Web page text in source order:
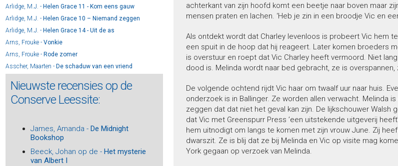
Arlidge, M.J. - Helen Grace 11 - Kom eens gauw
Arlidge, M.J. - Helen Grace 10 – Niemand zeggen
Arlidge, M.J. - Helen Grace 14 - Uit de as
Arns, Frouke - Vonkie
Arns, Frouke - Rode zomer
Asscher, Maarten - De schaduw van een vriend
Atkinson, Kate -Een donkere, stormachtige nacht
Aubert, Marie - Volwassen mensen
auteurs, Diverse -De 44 - Beste gedichten Herman de
Coninckprijs 2024
auteurs, Diverse -Natura Artis Magistra
Nieuwste recensies op de
Conserve Leessite:
James, Amanda - De Midnight
Bookshop
Beeck, Johan op de - Het mysterie
van Albert I
achterkant van zijn hoofd komt een beetje naar boven maar
mensen praten en lachen. ‘Heb je zin in een broodje Vic en
Als ontdekt wordt dat Charley levenloos is probeert Vic hem
een spuit in de hoop dat hij reageert. Later komen broeders
is overstuur en roept dat Vic Charley heeft vermoord. Niet
dood is. Melinda wordt naar bed gebracht, ze is overspannen,
De volgende ochtend rijdt Vic haar om twaalf uur naar huis.
onderzoek is in Ballinger. Ze worden allen verwacht. Melinda
zeggen dat dat niet het geval kan zijn. De lijkschouwer
dat Vic met Greenspurr Press ’een uitstekende uitgeverij
hem uitnodigt om langs te komen met zijn vrouw June. Zij
dwarszit. Ze is blij dat ze bij Melinda en Vic op visite mag
York gegaan op verzoek van Melinda.